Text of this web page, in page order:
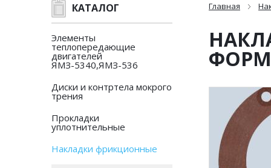
КАТАЛОГ
Элементы
теплопередающие
двигателей
ЯМЗ-5340,ЯМЗ-536
Диски и контртела мокрого
трения
Прокладки
уплотнительные
Накладки фрикционные
Главная